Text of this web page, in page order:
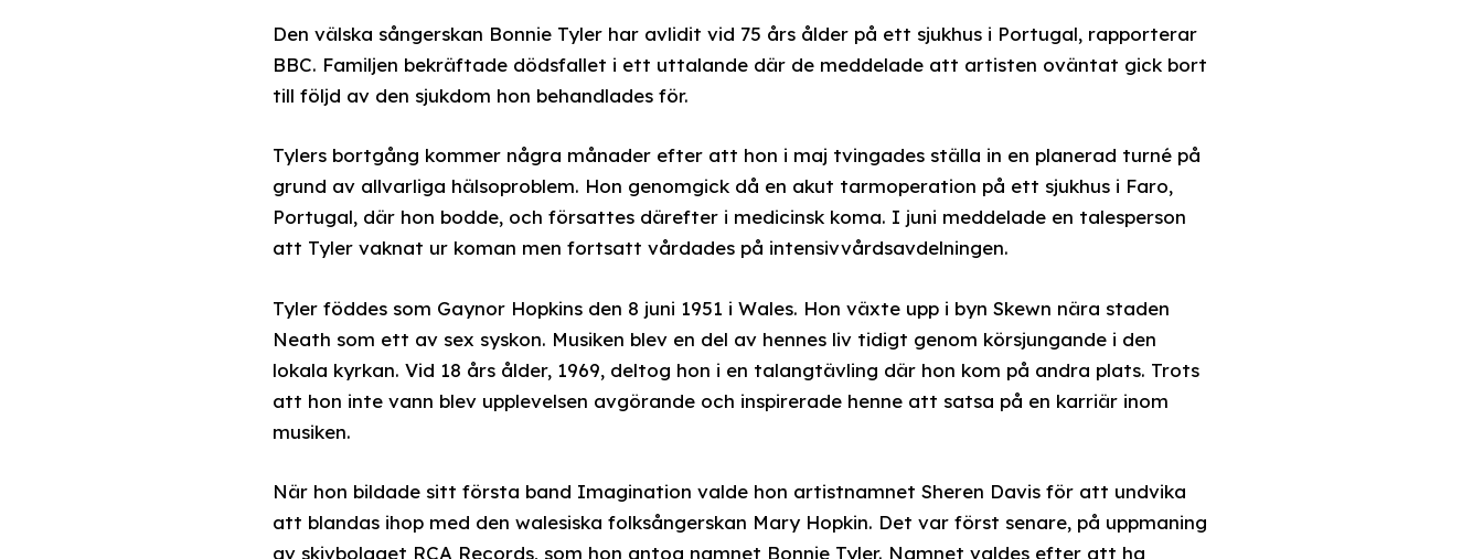
Den välska sångerskan Bonnie Tyler har avlidit vid 75 års ålder på ett sjukhus i Portugal, rapporterar
BBC. Familjen bekräftade dödsfallet i ett uttalande där de meddelade att artisten oväntat gick bort
till följd av den sjukdom hon behandlades för.
Tylers bortgång kommer några månader efter att hon i maj tvingades ställa in en planerad turné på
grund av allvarliga hälsoproblem. Hon genomgick då en akut tarmoperation på ett sjukhus i Faro,
Portugal, där hon bodde, och försattes därefter i medicinsk koma. I juni meddelade en talesperson
att Tyler vaknat ur koman men fortsatt vårdades på intensivvårdsavdelningen.
Tyler föddes som Gaynor Hopkins den 8 juni 1951 i Wales. Hon växte upp i byn Skewn nära staden
Neath som ett av sex syskon. Musiken blev en del av hennes liv tidigt genom körsjungande i den
lokala kyrkan. Vid 18 års ålder, 1969, deltog hon i en talangtävling där hon kom på andra plats. Trots
att hon inte vann blev upplevelsen avgörande och inspirerade henne att satsa på en karriär inom
musiken.
När hon bildade sitt första band Imagination valde hon artistnamnet Sheren Davis för att undvika
att blandas ihop med den walesiska folksångerskan Mary Hopkin. Det var först senare, på uppmaning
av skivbolaget RCA Records, som hon antog namnet Bonnie Tyler. Namnet valdes efter att ha